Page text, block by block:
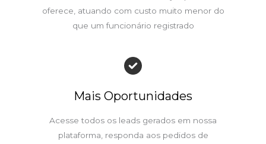
oferece, atuando com custo muito menor do
que um funcionário registrado
Mais Oportunidades
Acesse todos os leads gerados em nossa
plataforma, responda aos pedidos de